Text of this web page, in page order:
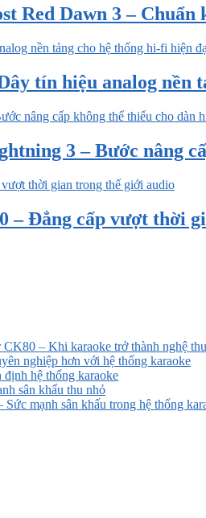
Red Dawn 3 –
tín hiệu analog nền
3 – Bước nâng
– Đẳng cấp vượt thời
– Khi karaoke trở thành nghệ
nghiệp hơn với hệ thống karaoke
hệ thống karaoke
sân khấu thu nhỏ
mạnh sân khấu trong hệ thống